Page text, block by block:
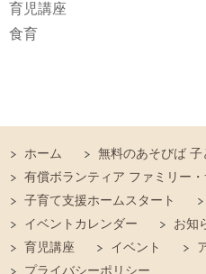
育児講座
食育
ホーム
無料のあそびば
有償ボランティア ファミリー・
子育て支援ホームスタート
イベントカレンダー
お知
育児講座
イベント
プライバシーポリシー